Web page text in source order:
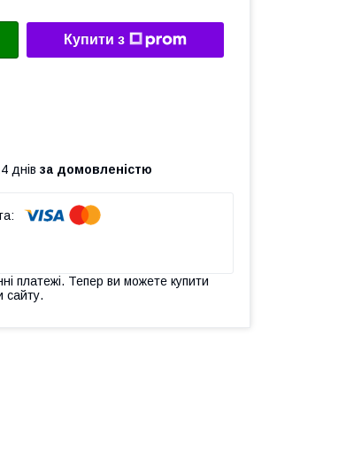
Купити з
днів за домовленістю
платежі. Тепер ви можете купити
сайту.